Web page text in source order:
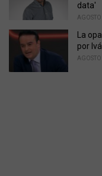
data'
La
por